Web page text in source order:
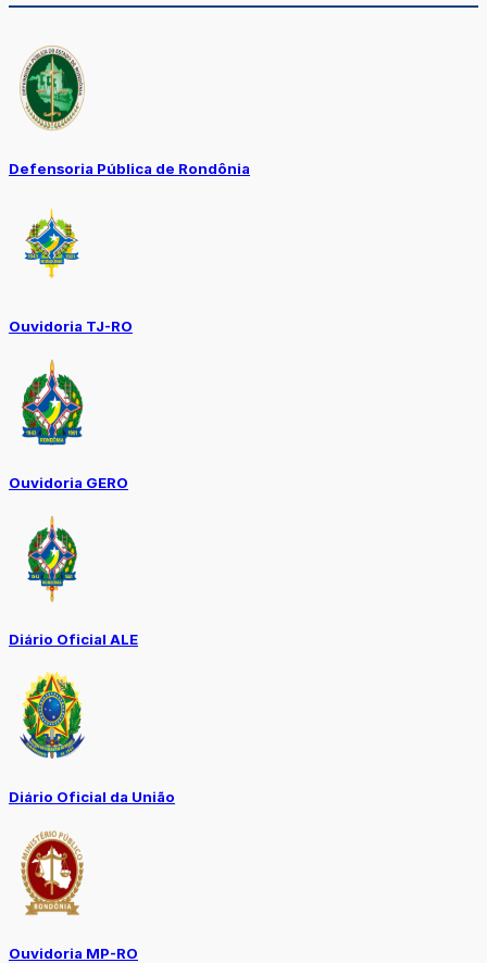
Defensoria Pública de Rondônia
Ouvidoria TJ-RO
Ouvidoria GERO
Diário Oficial ALE
Diário Oficial da União
Ouvidoria MP-RO